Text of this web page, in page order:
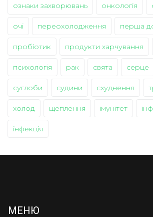
ознаки захворювань онкологія
очі переохолодження перша
пробіотик продукти харчування
психологія рак свята серце
суглоби судини схуднення
холод щеплення імунітет
інфекція
МЕНЮ